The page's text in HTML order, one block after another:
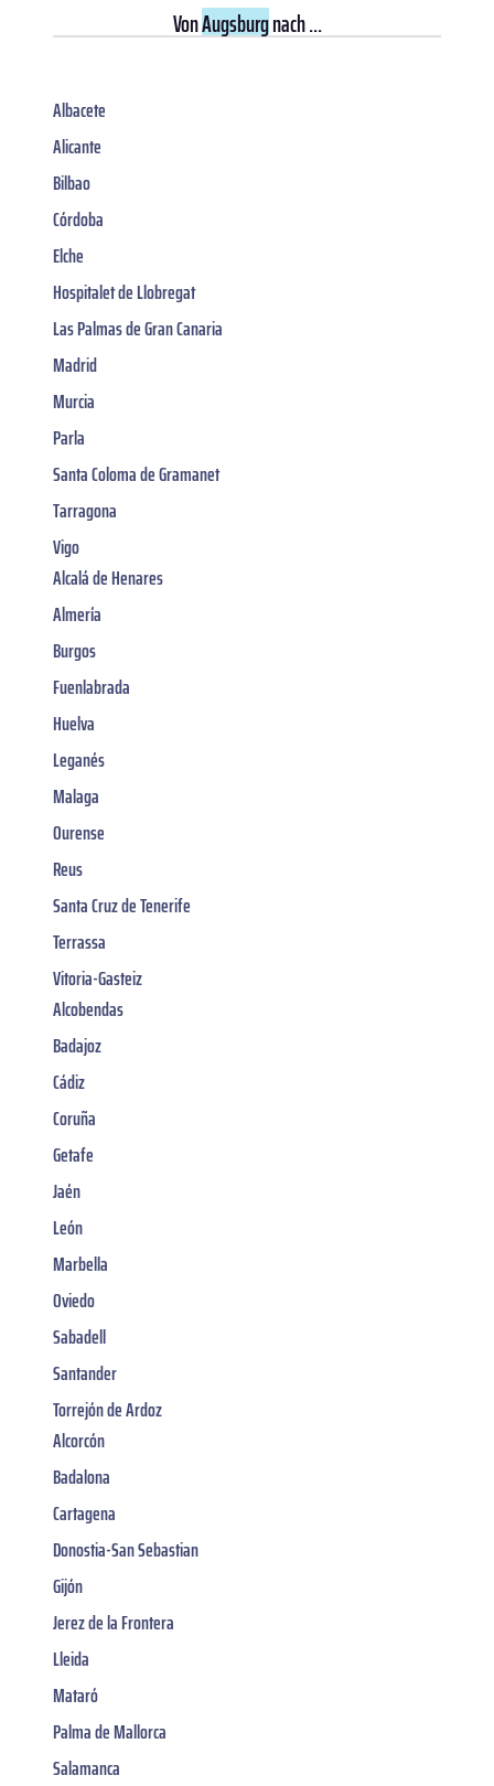
VonAugsburgnach ...
Albacete
Alicante
Bilbao
Córdoba
Elche
Hospitalet de Llobregat
Las Palmas de Gran Canaria
Madrid
Murcia
Parla
Santa Coloma de Gramanet
Tarragona
Vigo
Alcalá de Henares
Almería
Burgos
Fuenlabrada
Huelva
Leganés
Malaga
Ourense
Reus
Santa Cruz de Tenerife
Terrassa
Vitoria-Gasteiz
Alcobendas
Badajoz
Cádiz
Coruña
Getafe
Jaén
León
Marbella
Oviedo
Sabadell
Santander
Torrejón de Ardoz
Alcorcón
Badalona
Cartagena
Donostia-San Sebastian
Gijón
Jerez de la Frontera
Lleida
Mataró
Palma de Mallorca
Salamanca